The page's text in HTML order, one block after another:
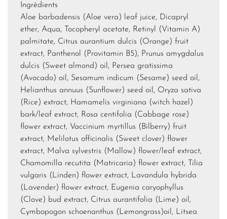
Ingrédients
Aloe barbadensis (Aloe vera) leaf juice, Dicapryl
ether, Aqua, Tocopheryl acetate, Retinyl (Vitamin A)
palmitate, Citrus aurantium dulcis (Orange) fruit
extract, Panthenol (Provitamin B5), Prunus amygdalus
dulcis (Sweet almond) oil, Persea gratissima
(Avocado) oil, Sesamum indicum (Sesame) seed oil,
Helianthus annuus (Sunflower) seed oil, Oryza sativa
(Rice) extract, Hamamelis virginiana (witch hazel)
bark/leaf extract, Rosa centifolia (Cabbage rose)
flower extract, Vaccinium myrtillus (Bilberry) fruit
extract, Melilotus officinalis (Sweet clover) flower
extract, Malva sylvestris (Mallow) flower/leaf extract,
Chamomilla recutita (Matricaria) flower extract, Tilia
vulgaris (Linden) flower extract, Lavandula hybrida
(Lavender) flower extract, Eugenia caryophyllus
(Clove) bud extract, Citrus aurantifolia (Lime) oil,
Cymbopogon schoenanthus (Lemongrass)oil, Litsea